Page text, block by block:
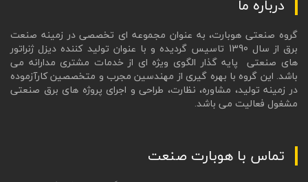
درباره ما
گروه صنعتی هوبارت، به عنوان مجموعه ای تخصصی در زمینه صنعت
برق از سال 1390 تاسیس گردیده و با عنوان تولید کننده دیزل ژنراتور
های صنعتی پایه گذار الگوی ویژه ای از خدمات مشتری مدارانه می
باشد. این گروه با بهره گیری از مهندسین مجرب و متخصصین کارآزموده
در زمینه تولید، مشاوره، نظارت، طراحی و اجرای پروژه های برق صنعتی
مشغول فعالیت می باشد.
تماس با هوبارت صنعت